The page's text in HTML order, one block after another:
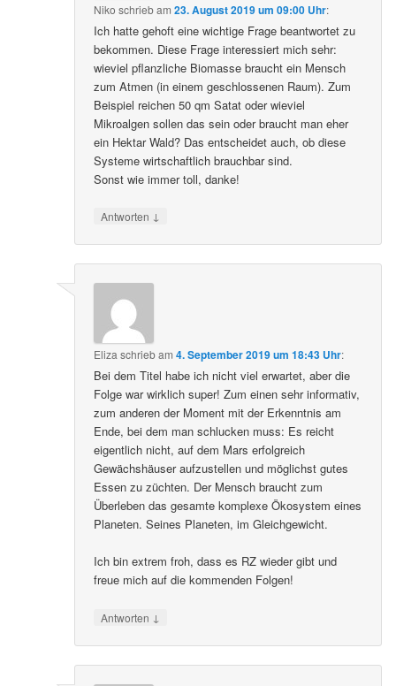
Niko schriebam23. August 2019 um 09:00 Uhr:
Ich hatte gehoft eine wichtige Frage beantwortet zu
bekommen. Diese Frage interessiert mich sehr:
wieviel pflanzliche Biomasse braucht ein Mensch
zum Atmen (in einem geschlossenen Raum). Zum
Beispiel reichen 50 qm Satat oder wieviel
Mikroalgen sollen das sein oder braucht man eher
ein Hektar Wald? Das entscheidet auch, ob diese
Systeme wirtschaftlich brauchbar sind.
Sonst wie immer toll, danke!
Antworten ↓
Eliza schriebam4. September 2019 um 18:43 Uhr:
Bei dem Titel habe ich nicht viel erwartet, aber die
Folge war wirklich super! Zum einen sehr informativ,
zum anderen der Moment mit der Erkenntnis am
Ende, bei dem man schlucken muss: Es reicht
eigentlich nicht, auf dem Mars erfolgreich
Gewächshäuser aufzustellen und möglichst gutes
Essen zu züchten. Der Mensch braucht zum
Überleben das gesamte komplexe Ökosystem eines
Planeten. Seines Planeten, im Gleichgewicht.
Ich bin extrem froh, dass es RZ wieder gibt und
freue mich auf die kommenden Folgen!
Antworten ↓